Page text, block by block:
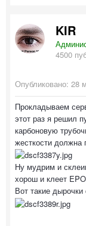
KIR
4500
Опубликовано: 28
Прокладываем
этот раз я решил
карбоновую
жесткости должна
Ну мудрим и
хорош и клеет
Вот такие